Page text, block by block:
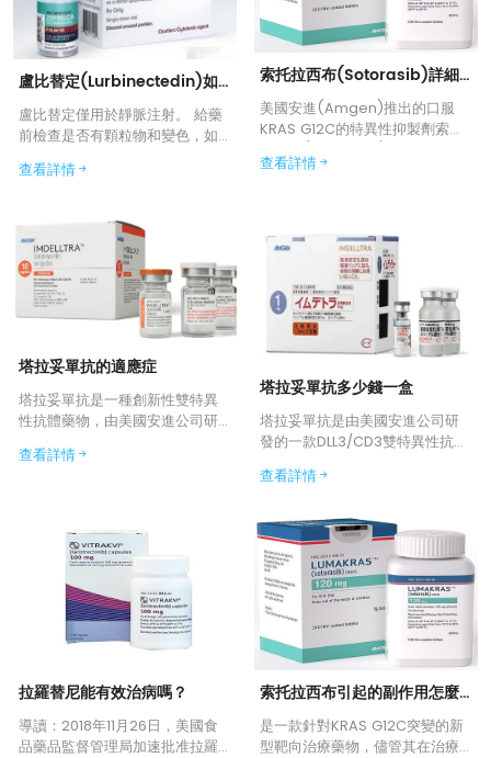
盧比替定(Lurbinectedin)如何服用
盧比替定僅用於靜脈注射。 給藥
前檢查是否有顆粒物和變色，如
使用或不使用在線過濾器給藥。
孔徑為0.22微米的聚醚砜在線過
濾器。 考慮使用中心靜脈導管，
尤其是對於靜脈通路有限的患
者，以降低外滲風險。
查看詳情
索托拉西布(Sotorasib)詳細說明書:適應症、用法用量、副作用、注意事項
美國安進(Amgen)推出的口服
KRAS G12C的特異性抑製劑索托
月28日在美國FDA的加速通道下
轉移性的非小細胞肺癌(NSCLC)
患者，標誌了KRAS突變的肺癌的
口服靶向治療的來臨。 ‌
查看詳情
塔拉妥單抗的適應症
塔拉妥單抗是一種創新性雙特異
性抗體藥物，由美國安進公司研
廣泛期小細胞肺癌（ES-
了新的治療選擇。
查看詳情
塔拉妥單抗多少錢一盒
塔拉妥單抗是由美國安進公司研
發的一款DLL3/CD3雙特異性抗體
細胞上，激活T細胞並促使其釋放
胞。了解藥物價格、療程費用以
及療效表現，有助於患者做好經
濟規劃和治療預期。本文將詳細
介紹塔拉妥單抗的單盒價格、完
整療程費用以及臨床療效數據，
為讀者提供全面的用藥參考。
查看詳情
拉羅替尼能有效治病嗎？
導讀：2018年11月26日，美國食
品藥品監督管理局加速批准拉羅
索托拉西布引起的副作用怎麼治療？
是一款針對KRAS G12C突變的新
型靶向治療藥物，儘管其在治療